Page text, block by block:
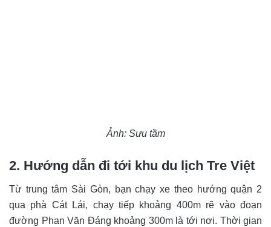
Ảnh: Sưu tầm
2. Hướng dẫn đi tới khu du lịch Tre Việt
Từ trung tâm Sài Gòn, bạn chạy xe theo hướng quận 2
qua phà Cát Lái, chạy tiếp khoảng 400m rẽ vào đoạn
đường Phan Văn Đáng khoảng 300m là tới nơi. Thời gian